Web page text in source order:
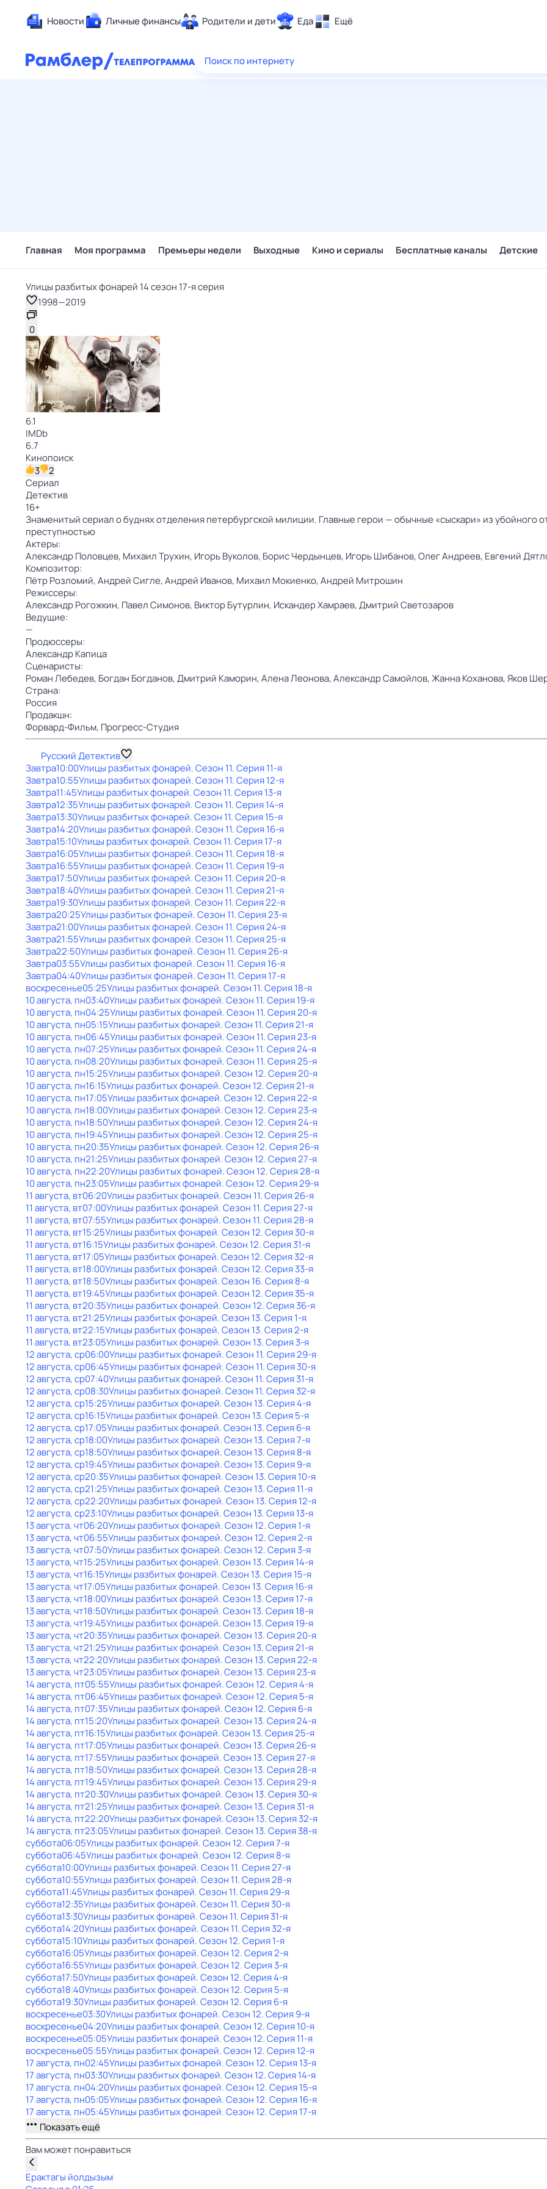
Новости Личные финансы Родители и дети Еда Ещё
Здоровье
Поиск по интернету
Главная Моя программа Премьеры недели Выходные Кино и сериалы Бесплатные каналы Детские
Улицы разбитых фонарей 14 сезон 17-я серия
1998—2019
0
6.1
IMDb
6.7
Кинопоиск
3
2
Сериал
Детектив
16+
Знаменитый сериал о буднях отделения петербургской милиции. Главные герои — обычные «сыскари» из убойного
преступностью
Актеры:
Александр Половцев, Михаил Трухин, Игорь Вуколов, Борис Чердынцев, Игорь Шибанов,Олег Андреев, Евгений
Композитор:
Пётр Розломий,Андрей Сигле,Андрей Иванов, Михаил Мокиенко,Андрей Митрошин
Режиссеры:
Александр Рогожкин, Павел Симонов, Виктор Бутурлин, Искандер Хамраев,Дмитрий Светозаров
Ведущие:
—
Продюссеры:
Александр Капица
Сценаристы:
Роман Лебедев, Богдан Богданов,Дмитрий Каморин,Алена Леонова,Александр Самойлов,Жанна Коханова,Яков
Страна:
Россия
Продакшн:
Форвард-Фильм, Прогресс-Студия
Русский Детектив
Завтра10:00Улицы разбитых фонарей. Сезон 11. Серия 11-я
Завтра10:55Улицы разбитых фонарей. Сезон 11. Серия 12-я
Завтра11:45Улицы разбитых фонарей. Сезон 11. Серия 13-я
Завтра12:35Улицы разбитых фонарей. Сезон 11. Серия 14-я
Завтра13:30Улицы разбитых фонарей. Сезон 11. Серия 15-я
Завтра14:20Улицы разбитых фонарей. Сезон 11. Серия 16-я
Завтра15:10Улицы разбитых фонарей. Сезон 11. Серия 17-я
Завтра16:05Улицы разбитых фонарей. Сезон 11. Серия 18-я
Завтра16:55Улицы разбитых фонарей. Сезон 11. Серия 19-я
Завтра17:50Улицы разбитых фонарей. Сезон 11. Серия 20-я
Завтра18:40Улицы разбитых фонарей. Сезон 11. Серия 21-я
Завтра19:30Улицы разбитых фонарей. Сезон 11. Серия 22-я
Завтра20:25Улицы разбитых фонарей. Сезон 11. Серия 23-я
Завтра21:00Улицы разбитых фонарей. Сезон 11. Серия 24-я
Завтра21:55Улицы разбитых фонарей. Сезон 11. Серия 25-я
Завтра22:50Улицы разбитых фонарей. Сезон 11. Серия 26-я
Завтра03:55Улицы разбитых фонарей. Сезон 11. Серия 16-я
Завтра04:40Улицы разбитых фонарей. Сезон 11. Серия 17-я
воскресенье05:25Улицы разбитых фонарей. Сезон 11. Серия 18-я
10 августа, пн03:40Улицы разбитых фонарей. Сезон 11. Серия 19-я
10 августа, пн04:25Улицы разбитых фонарей. Сезон 11. Серия 20-я
10 августа, пн05:15Улицы разбитых фонарей. Сезон 11. Серия 21-я
10 августа, пн06:45Улицы разбитых фонарей. Сезон 11. Серия 23-я
10 августа, пн07:25Улицы разбитых фонарей. Сезон 11. Серия 24-я
10 августа, пн08:20Улицы разбитых фонарей. Сезон 11. Серия 25-я
10 августа, пн15:25Улицы разбитых фонарей. Сезон 12. Серия 20-я
10 августа, пн16:15Улицы разбитых фонарей. Сезон 12. Серия 21-я
10 августа, пн17:05Улицы разбитых фонарей. Сезон 12. Серия 22-я
10 августа, пн18:00Улицы разбитых фонарей. Сезон 12. Серия 23-я
10 августа, пн18:50Улицы разбитых фонарей. Сезон 12. Серия 24-я
10 августа, пн19:45Улицы разбитых фонарей. Сезон 12. Серия 25-я
10 августа, пн20:35Улицы разбитых фонарей. Сезон 12. Серия 26-я
10 августа, пн21:25Улицы разбитых фонарей. Сезон 12. Серия 27-я
10 августа, пн22:20Улицы разбитых фонарей. Сезон 12. Серия 28-я
10 августа, пн23:05Улицы разбитых фонарей. Сезон 12. Серия 29-я
11 августа, вт06:20Улицы разбитых фонарей. Сезон 11. Серия 26-я
11 августа, вт07:00Улицы разбитых фонарей. Сезон 11. Серия 27-я
11 августа, вт07:55Улицы разбитых фонарей. Сезон 11. Серия 28-я
11 августа, вт15:25Улицы разбитых фонарей. Сезон 12. Серия 30-я
11 августа, вт16:15Улицы разбитых фонарей. Сезон 12. Серия 31-я
11 августа, вт17:05Улицы разбитых фонарей. Сезон 12. Серия 32-я
11 августа, вт18:00Улицы разбитых фонарей. Сезон 12. Серия 33-я
11 августа, вт18:50Улицы разбитых фонарей. Сезон 16. Серия 8-я
11 августа, вт19:45Улицы разбитых фонарей. Сезон 12. Серия 35-я
11 августа, вт20:35Улицы разбитых фонарей. Сезон 12. Серия 36-я
11 августа, вт21:25Улицы разбитых фонарей. Сезон 13. Серия 1-я
11 августа, вт22:15Улицы разбитых фонарей. Сезон 13. Серия 2-я
11 августа, вт23:05Улицы разбитых фонарей. Сезон 13. Серия 3-я
12 августа, ср06:00Улицы разбитых фонарей. Сезон 11. Серия 29-я
12 августа, ср06:45Улицы разбитых фонарей. Сезон 11. Серия 30-я
12 августа, ср07:40Улицы разбитых фонарей. Сезон 11. Серия 31-я
12 августа, ср08:30Улицы разбитых фонарей. Сезон 11. Серия 32-я
12 августа, ср15:25Улицы разбитых фонарей. Сезон 13. Серия 4-я
12 августа, ср16:15Улицы разбитых фонарей. Сезон 13. Серия 5-я
12 августа, ср17:05Улицы разбитых фонарей. Сезон 13. Серия 6-я
12 августа, ср18:00Улицы разбитых фонарей. Сезон 13. Серия 7-я
12 августа, ср18:50Улицы разбитых фонарей. Сезон 13. Серия 8-я
12 августа, ср19:45Улицы разбитых фонарей. Сезон 13. Серия 9-я
12 августа, ср20:35Улицы разбитых фонарей. Сезон 13. Серия 10-я
12 августа, ср21:25Улицы разбитых фонарей. Сезон 13. Серия 11-я
12 августа, ср22:20Улицы разбитых фонарей. Сезон 13. Серия 12-я
12 августа, ср23:10Улицы разбитых фонарей. Сезон 13. Серия 13-я
13 августа, чт06:20Улицы разбитых фонарей. Сезон 12. Серия 1-я
13 августа, чт06:55Улицы разбитых фонарей. Сезон 12. Серия 2-я
13 августа, чт07:50Улицы разбитых фонарей. Сезон 12. Серия 3-я
13 августа, чт15:25Улицы разбитых фонарей. Сезон 13. Серия 14-я
13 августа, чт16:15Улицы разбитых фонарей. Сезон 13. Серия 15-я
13 августа, чт17:05Улицы разбитых фонарей. Сезон 13. Серия 16-я
13 августа, чт18:00Улицы разбитых фонарей. Сезон 13. Серия 17-я
13 августа, чт18:50Улицы разбитых фонарей. Сезон 13. Серия 18-я
13 августа, чт19:45Улицы разбитых фонарей. Сезон 13. Серия 19-я
13 августа, чт20:35Улицы разбитых фонарей. Сезон 13. Серия 20-я
13 августа, чт21:25Улицы разбитых фонарей. Сезон 13. Серия 21-я
13 августа, чт22:20Улицы разбитых фонарей. Сезон 13. Серия 22-я
13 августа, чт23:05Улицы разбитых фонарей. Сезон 13. Серия 23-я
14 августа, пт05:55Улицы разбитых фонарей. Сезон 12. Серия 4-я
14 августа, пт06:45Улицы разбитых фонарей. Сезон 12. Серия 5-я
14 августа, пт07:35Улицы разбитых фонарей. Сезон 12. Серия 6-я
14 августа, пт15:20Улицы разбитых фонарей. Сезон 13. Серия 24-я
14 августа, пт16:15Улицы разбитых фонарей. Сезон 13. Серия 25-я
14 августа, пт17:05Улицы разбитых фонарей. Сезон 13. Серия 26-я
14 августа, пт17:55Улицы разбитых фонарей. Сезон 13. Серия 27-я
14 августа, пт18:50Улицы разбитых фонарей. Сезон 13. Серия 28-я
14 августа, пт19:45Улицы разбитых фонарей. Сезон 13. Серия 29-я
14 августа, пт20:30Улицы разбитых фонарей. Сезон 13. Серия 30-я
14 августа, пт21:25Улицы разбитых фонарей. Сезон 13. Серия 31-я
14 августа, пт22:20Улицы разбитых фонарей. Сезон 13. Серия 32-я
14 августа, пт23:05Улицы разбитых фонарей. Сезон 13. Серия 38-я
суббота06:05Улицы разбитых фонарей. Сезон 12. Серия 7-я
суббота06:45Улицы разбитых фонарей. Сезон 12. Серия 8-я
суббота10:00Улицы разбитых фонарей. Сезон 11. Серия 27-я
суббота10:55Улицы разбитых фонарей. Сезон 11. Серия 28-я
суббота11:45Улицы разбитых фонарей. Сезон 11. Серия 29-я
суббота12:35Улицы разбитых фонарей. Сезон 11. Серия 30-я
суббота13:30Улицы разбитых фонарей. Сезон 11. Серия 31-я
суббота14:20Улицы разбитых фонарей. Сезон 11. Серия 32-я
суббота15:10Улицы разбитых фонарей. Сезон 12. Серия 1-я
суббота16:05Улицы разбитых фонарей. Сезон 12. Серия 2-я
суббота16:55Улицы разбитых фонарей. Сезон 12. Серия 3-я
суббота17:50Улицы разбитых фонарей. Сезон 12. Серия 4-я
суббота18:40Улицы разбитых фонарей. Сезон 12. Серия 5-я
суббота19:30Улицы разбитых фонарей. Сезон 12. Серия 6-я
воскресенье03:30Улицы разбитых фонарей. Сезон 12. Серия 9-я
воскресенье04:20Улицы разбитых фонарей. Сезон 12. Серия 10-я
воскресенье05:05Улицы разбитых фонарей. Сезон 12. Серия 11-я
воскресенье05:55Улицы разбитых фонарей. Сезон 12. Серия 12-я
17 августа, пн02:45Улицы разбитых фонарей. Сезон 12. Серия 13-я
17 августа, пн03:30Улицы разбитых фонарей. Сезон 12. Серия 14-я
17 августа, пн04:20Улицы разбитых фонарей. Сезон 12. Серия 15-я
17 августа, пн05:05Улицы разбитых фонарей. Сезон 12. Серия 16-я
17 августа, пн05:45Улицы разбитых фонарей. Сезон 12. Серия 17-я
Показать ещё
Вам может понравиться
Ерактагы йолдызым